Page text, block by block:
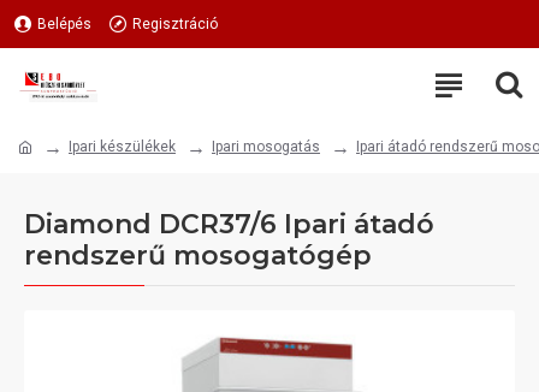
Belépés Regisztráció
Ipari készülékek Ipari mosogatás Ipari átadó rendszerű
Diamond DCR37/6 Ipari átadó
rendszerű mosogatógép